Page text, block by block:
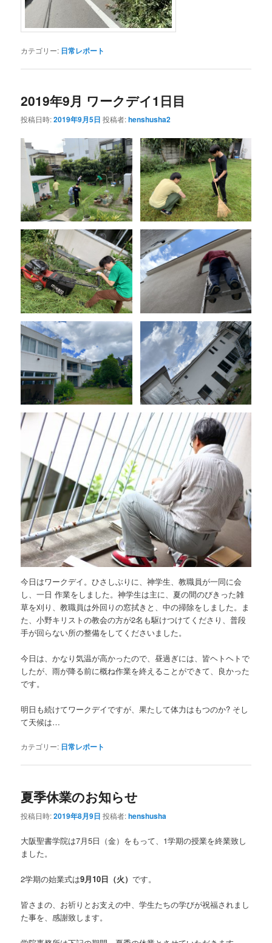
カテゴリー: 日常レポート
2019年9月 ワークデイ1日目
投稿日時:2019年9月5日 投稿者:henshusha2
今日はワークデイ。ひさしぶりに、神学生、教職員が一同に会
し、一日 作業をしました。神学生は主に、夏の間のびきった雑
草を刈り、教職員は外回りの窓拭きと、中の掃除をしました。ま
た、小野キリストの教会の方が2名も駆けつけてくださり、普段
手が回らない所の整備をしてくださいました。
今日は、かなり気温が高かったので、昼過ぎには、皆ヘトヘトで
したが、雨が降る前に概ね作業を終えることができて、良かった
です。
明日も続けてワークデイですが、果たして体力はもつのか? そし
て天候は…
カテゴリー: 日常レポート
夏季休業のお知らせ
投稿日時:2019年8月9日 投稿者:henshusha
大阪聖書学院は7月5日（金）をもって、1学期の授業を終業致し
ました。
2学期の始業式は9月10日（火）です。
皆さまの、お祈りとお支えの中、学生たちの学びが祝福されまし
た事を、感謝致します。